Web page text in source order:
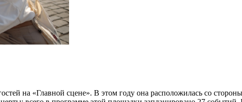
на «Главной сцене». В этом году она расположилась со